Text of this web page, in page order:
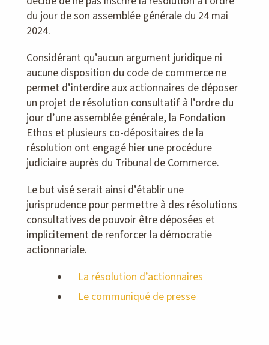
du jour de son assemblée générale du 24 mai
2024.
Considérant qu’aucun argument juridique ni
aucune disposition du code de commerce ne
permet d’interdire aux actionnaires de déposer
un projet de résolution consultatif à l’ordre du
jour d’une assemblée générale, la Fondation
Ethos et plusieurs co-dépositaires de la
résolution ont engagé hier une procédure
judiciaire auprès du Tribunal de Commerce.
Le but visé serait ainsi d’établir une
jurisprudence pour permettre à des résolutions
consultatives de pouvoir être déposées et
implicitement de renforcer la démocratie
actionnariale.
La résolution d’actionnaires
Le communiqué de presse